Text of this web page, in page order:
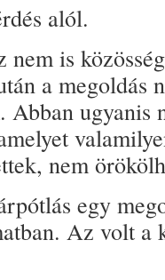
alól.
nem is
a megoldás
ugyanis
nem
egy
Az volt a